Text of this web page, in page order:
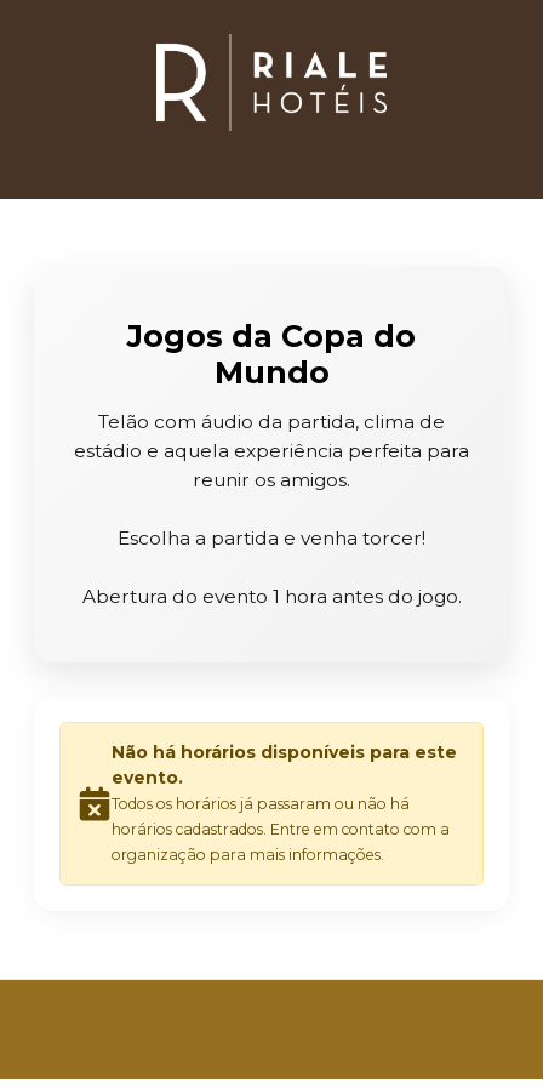
Jogos da Copa do
Mundo
Telão com áudio da partida, clima de
estádio e aquela experiência perfeita para
reunir os amigos.
Escolha a partida e venha torcer!
Abertura do evento 1 hora antes do jogo.
Não há horários disponíveis para este
evento.
Todos os horários já passaram ou não há
horários cadastrados. Entre em contato com a
organização para mais informações.